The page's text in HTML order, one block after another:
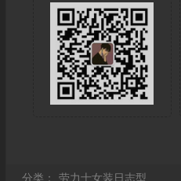
分类： 劳力士女装日志型